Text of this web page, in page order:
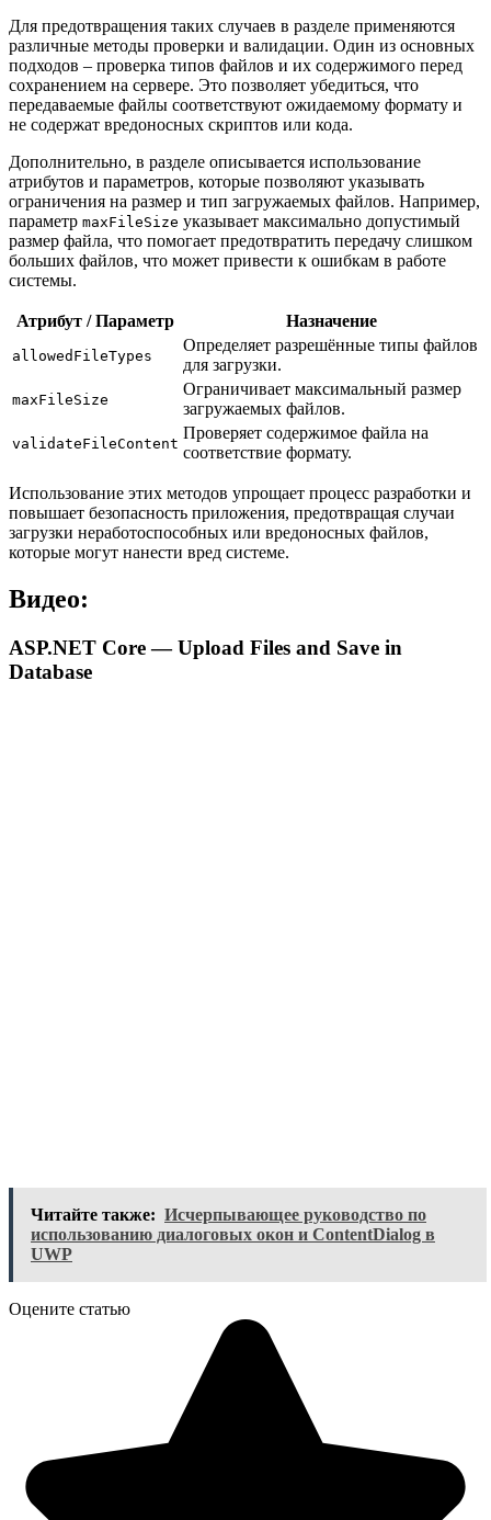
Для предотвращения таких случаев в разделе применяются
различные методы проверки и валидации. Один из основных
подходов – проверка типов файлов и их содержимого перед
сохранением на сервере. Это позволяет убедиться, что
передаваемые файлы соответствуют ожидаемому формату и
не содержат вредоносных скриптов или кода.
Дополнительно, в разделе описывается использование
атрибутов и параметров, которые позволяют указывать
ограничения на размер и тип загружаемых файлов. Например,
параметр maxFileSize указывает максимально допустимый
размер файла, что помогает предотвратить передачу слишком
больших файлов, что может привести к ошибкам в работе
системы.
Атрибут / Параметр Назначение
allowedFileTypes
Определяет разрешённые типы файлов
для загрузки.
maxFileSize
Ограничивает максимальный размер
загружаемых файлов.
validateFileContent
Проверяет содержимое файла на
соответствие формату.
Использование этих методов упрощает процесс разработки и
повышает безопасность приложения, предотвращая случаи
загрузки неработоспособных или вредоносных файлов,
которые могут нанести вред системе.
Видео:
ASP.NET Core — Upload Files and Save in
Database
Читайте также: Исчерпывающее руководство по
использованию диалоговых окон и ContentDialog в
UWP
Оцените статью